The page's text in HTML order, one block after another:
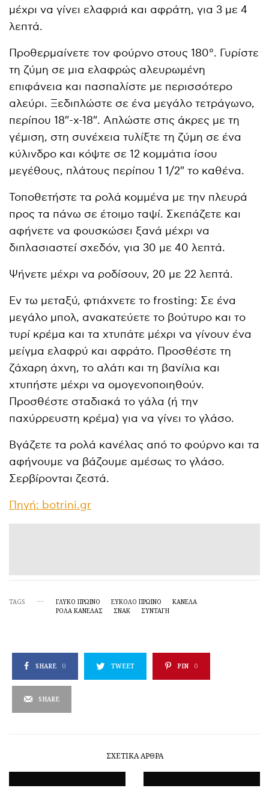
μέχρι να γίνει ελαφριά και αφράτη, για 3 με 4
λεπτά.
Προθερμαίνετε τον φούρνο στους 180°. Γυρίστε
τη ζύμη σε μια ελαφρώς αλευρωμένη
επιφάνεια και πασπαλίστε με περισσότερο
αλεύρι. Ξεδιπλώστε σε ένα μεγάλο τετράγωνο,
περίπου 18″-x-18″. Απλώστε στις άκρες με τη
γέμιση, στη συνέχεια τυλίξτε τη ζύμη σε ένα
κύλινδρο και κόψτε σε 12 κομμάτια ίσου
μεγέθους, πλάτους περίπου 1 1/2″ το καθένα.
Τοποθετήστε τα ρολά κομμένα με την πλευρά
προς τα πάνω σε έτοιμο ταψί. Σκεπάζετε και
αφήνετε να φουσκώσει ξανά μέχρι να
διπλασιαστεί σχεδόν, για 30 με 40 λεπτά.
Ψήνετε μέχρι να ροδίσουν, 20 με 22 λεπτά.
Εν τω μεταξύ, φτιάχνετε το frosting: Σε ένα
μεγάλο μπολ, ανακατεύετε το βούτυρο και το
τυρί κρέμα και τα χτυπάτε μέχρι να γίνουν ένα
μείγμα ελαφρύ και αφράτο. Προσθέστε τη
ζάχαρη άχνη, το αλάτι και τη βανίλια και
χτυπήστε μέχρι να ομογενοποιηθούν.
Προσθέστε σταδιακά το γάλα (ή την
παχύρρευστη κρέμα) για να γίνει το γλάσο.
Βγάζετε τα ρολά κανέλας από το φούρνο και τα
αφήνουμε να βάζουμε αμέσως το γλάσο.
Σερβίρονται ζεστά.
Πηγή: botrini.gr
TAGS ΓΛΥΚΌ ΠΡΩΙΝΌ ΕΎΚΟΛΟ ΠΡΩΙΝΌ
ΚΑΝΕΛΑ
ΡΟΛΆ ΚΑΝΈΛΑΣ
ΣΝΑΚ ΣΥΝΤΑΓΗ
SHARE 0 TWEET PIN 0
SHARE
ΣΧΕΤΙΚΆ ΆΡΘΡΑ